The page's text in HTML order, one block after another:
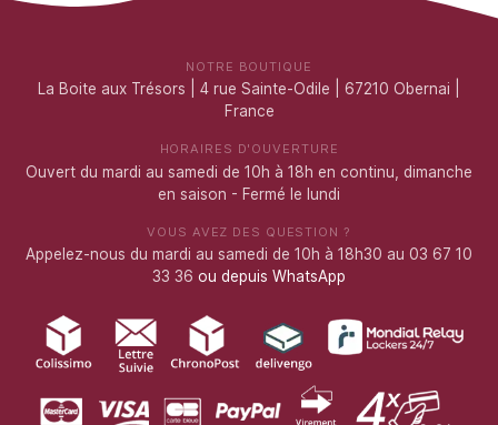
NOTRE BOUTIQUE
La Boite aux Trésors | 4 rue Sainte-Odile | 67210 Obernai |
France
HORAIRES D'OUVERTURE
Ouvert du mardi au samedi de 10h à 18h en continu, dimanche
en saison - Fermé le lundi
VOUS AVEZ DES QUESTION ?
Appelez-nous du mardi au samedi de 10h à 18h30 au 03 67 10
33 36 ou depuis WhatsApp